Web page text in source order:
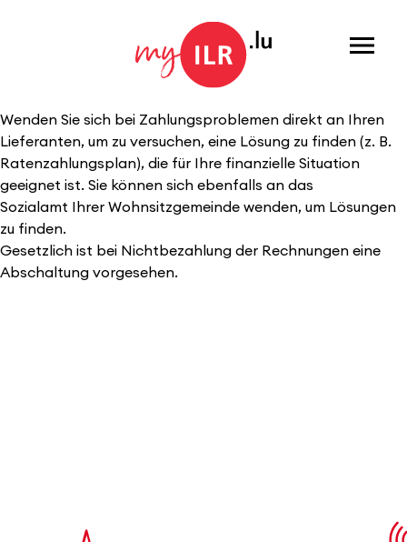
Menu
Wenden Sie sich bei Zahlungsproblemen direkt an Ihren
Lieferanten, um zu versuchen, eine Lösung zu finden (z. B.
Ratenzahlungsplan), die für Ihre finanzielle Situation
geeignet ist. Sie können sich ebenfalls an das
Sozialamt Ihrer Wohnsitzgemeinde wenden, um Lösungen
zu finden.
Gesetzlich ist bei Nichtbezahlung der Rechnungen eine
Abschaltung vorgesehen.